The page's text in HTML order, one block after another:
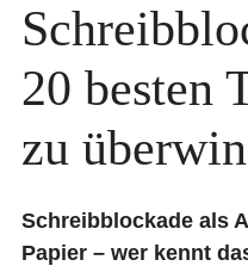
20 besten
zu
Schreibblockade als
Papier – wer kennt